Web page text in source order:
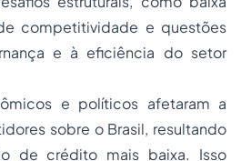
competitividade e questões
e à eficiência do setor
e políticos afetaram a
sobre o Brasil, resultando
de crédito mais baixa. Isso